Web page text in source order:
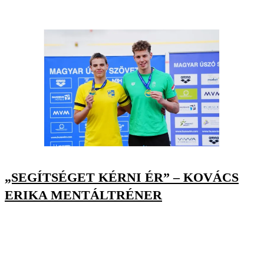
„SEGÍTSÉGET KÉRNI ÉR” – KOVÁCS
ERIKA MENTÁLTRÉNER